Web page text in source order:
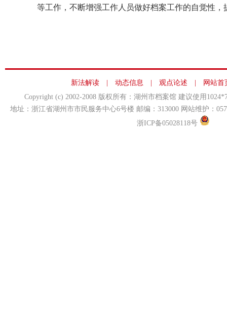
等工作，不断增强工作人员做好档案工作的自觉性
新法解读 动态信息 观点论述
网站首
Copyright (c) 2002-2008 版权所有：湖州市档案馆 建议使用
地址：浙江省湖州市市民服务中心6号楼 邮编：313000 网站维护：
浙ICP备05028118号